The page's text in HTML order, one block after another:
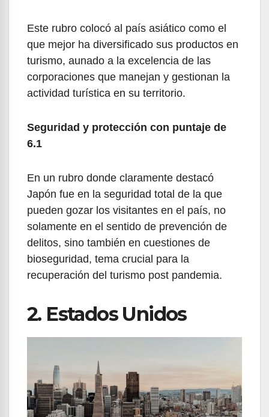
Este rubro colocó al país asiático como el
que mejor ha diversificado sus productos en
turismo, aunado a la excelencia de las
corporaciones que manejan y gestionan la
actividad turística en su territorio.
Seguridad y protección con puntaje de
6.1
En un rubro donde claramente destacó
Japón fue en la seguridad total de la que
pueden gozar los visitantes en el país, no
solamente en el sentido de prevención de
delitos, sino también en cuestiones de
bioseguridad, tema crucial para la
recuperación del turismo post pandemia.
2. Estados Unidos